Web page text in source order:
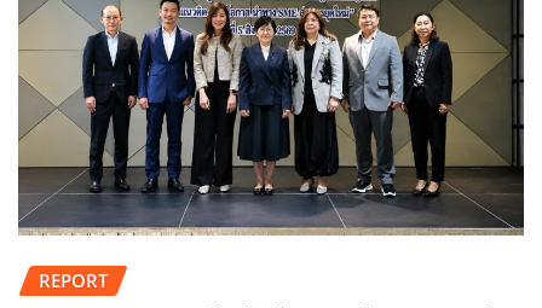
REPORT